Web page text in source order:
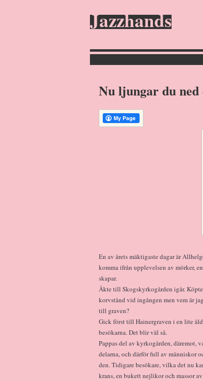
Jazzhands
Nu ljungar du ned
En av årets mäktigaste dagar är
komma ifrån upplevelsen av mörker,
skapar.
Åkte till Skogskyrkogården igår.
korvstånd vid ingången men vem är
till graven?
Gick först till Hainergraven i en lite
besökarna. Det blir väl så.
Pappas del av kyrkogården, däremot,
delarna, och därför full av människor
den. Tidigare besökare, vilka det nu
krans, en bukett nejlikor och massor